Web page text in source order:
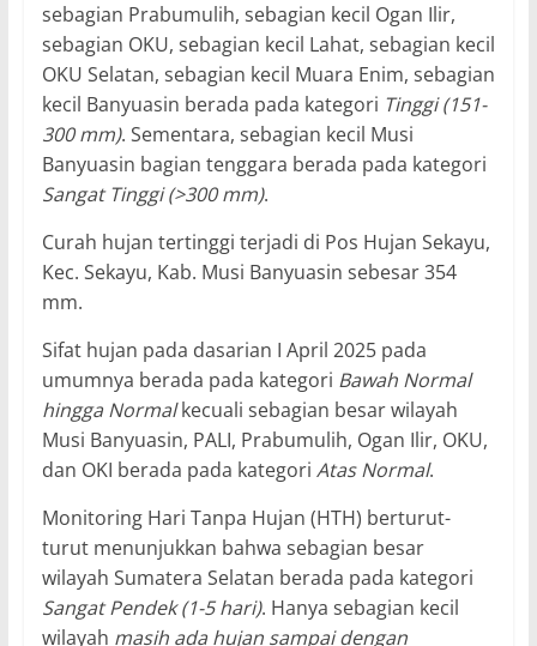
sebagian Prabumulih, sebagian kecil Ogan Ilir,
sebagian OKU, sebagian kecil Lahat, sebagian kecil
OKU Selatan, sebagian kecil Muara Enim, sebagian
kecil Banyuasin berada pada kategori Tinggi (151-
300 mm). Sementara, sebagian kecil Musi
Banyuasin bagian tenggara berada pada kategori
Sangat Tinggi (>300 mm).
Curah hujan tertinggi terjadi di Pos Hujan Sekayu,
Kec. Sekayu, Kab. Musi Banyuasin sebesar 354
mm.
Sifat hujan pada dasarian I April 2025 pada
umumnya berada pada kategori Bawah Normal
hingga Normalkecuali sebagian besar wilayah
Musi Banyuasin, PALI, Prabumulih, Ogan Ilir, OKU,
dan OKI berada pada kategori Atas Normal.
Monitoring Hari Tanpa Hujan (HTH) berturut-
turut menunjukkan bahwa sebagian besar
wilayah Sumatera Selatan berada pada kategori
Sangat Pendek (1-5 hari). Hanya sebagian kecil
wilayah masih ada hujan sampai dengan